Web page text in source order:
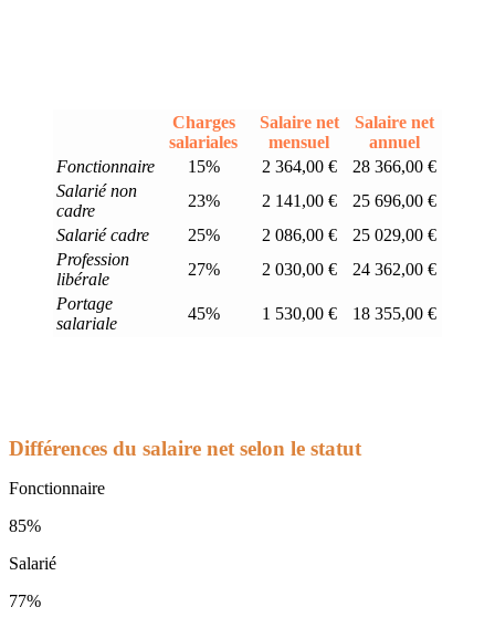
Charges
salariales
Salaire net
mensuel
Salaire net
annuel
Fonctionnaire
15% 2 364,00 €
28 366,00 €
Salarié non
cadre
23% 2 141,00 €
25 696,00 €
Salarié cadre
25% 2 086,00 €
25 029,00 €
Profession
libérale
27% 2 030,00 €
24 362,00 €
Portage
salariale
45% 1 530,00 € 18 355,00 €
Différences du salaire net selon le statut
Fonctionnaire
85%
Salarié
77%